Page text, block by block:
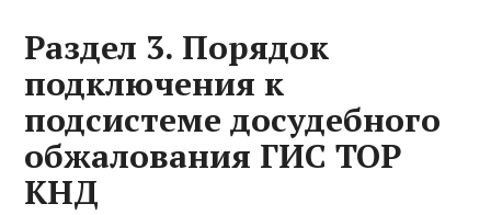
Раздел 3. Порядок
подключения к
подсистеме досудебного
обжалования ГИС ТОР
КНД